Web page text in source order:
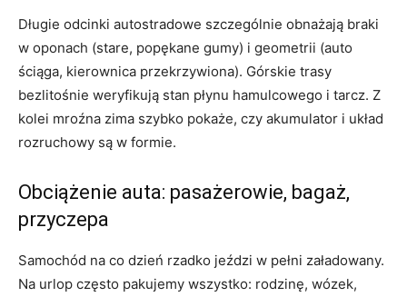
Długie odcinki autostradowe szczególnie obnażają braki
w oponach (stare, popękane gumy) i geometrii (auto
ściąga, kierownica przekrzywiona). Górskie trasy
bezlitośnie weryfikują stan płynu hamulcowego i tarcz. Z
kolei mroźna zima szybko pokaże, czy akumulator i układ
rozruchowy są w formie.
Obciążenie auta: pasażerowie, bagaż,
przyczepa
Samochód na co dzień rzadko jeździ w pełni załadowany.
Na urlop często pakujemy wszystko: rodzinę, wózek,